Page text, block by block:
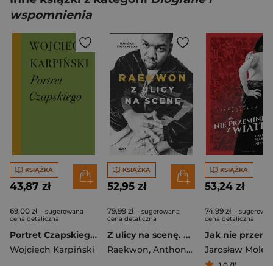
wspomnienia
KSIĄŻKA
43,87 zł
69,00 zł - sugerowana
cena detaliczna
Portret Czapskiego wyd. 3
Wojciech Karpiński
KSIĄŻKA
52,95 zł
79,99 zł - sugerowana
cena detaliczna
Z ulicy na scenę. Moje życie i Wu-Tang Clan
Raekwon, Anthony Bozza
KSIĄŻKA
53,24 zł
74,99 zł -
cena detaliczna
Jarosław